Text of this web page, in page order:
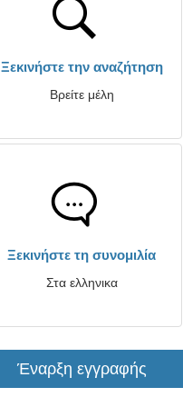
Ξεκινήστε την αναζήτηση
Βρείτε μέλη
Ξεκινήστε τη συνομιλία
Στα ελληνικα
Έναρξη εγγραφής